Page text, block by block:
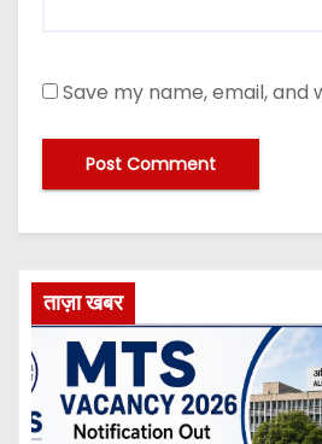
Save my name, email,
ताज़ा खबर